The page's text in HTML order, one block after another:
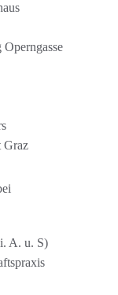
Operngasse
Graz
A. u. S)